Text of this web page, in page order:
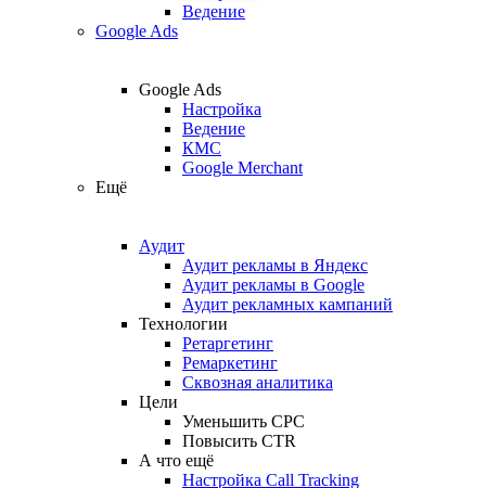
Ведение
Google Ads
Google Ads
Настройка
Ведение
КМС
Google Merchant
Ещё
Аудит
Аудит рекламы в Яндекс
Аудит рекламы в Google
Аудит рекламных кампаний
Технологии
Ретаргетинг
Ремаркетинг
Сквозная аналитика
Цели
Уменьшить CPC
Повысить CTR
А что ещё
Настройка Call Tracking